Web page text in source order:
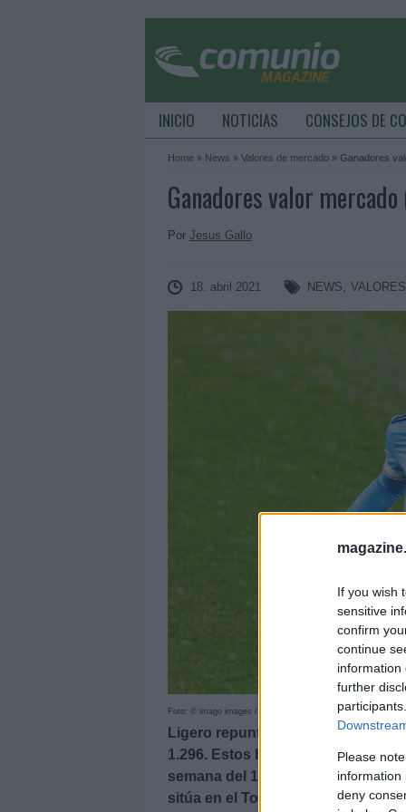
If you wish
sensitive
confirm
continue
information
further
Please
information
deny
INICIO NOTICIAS CONSEJOS DE
Home » News » Valores de mercado » Ganadores
Ganadores valor
Por Jesus Gallo
18. abril 2021 NEWS,
Foto: © imago images / Shutterstock
Ligero repunte en los valores y
1.296. Estos han sido los cinco
semana del 12 al 18 de abril, con
sitúa en el Top 3.